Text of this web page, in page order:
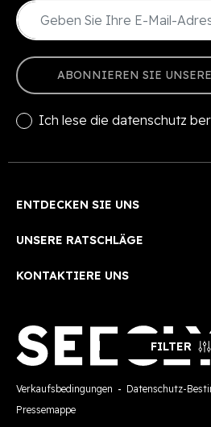
ABONNIEREN SIE
Ich lese die datenschutz
ENTDECKEN SIE UNS
UNSERE RATSCHLÄGE
KONTAKTIERE UNS
Verkaufsbedingungen - Datenschutz-
Pressemappe
FILTER